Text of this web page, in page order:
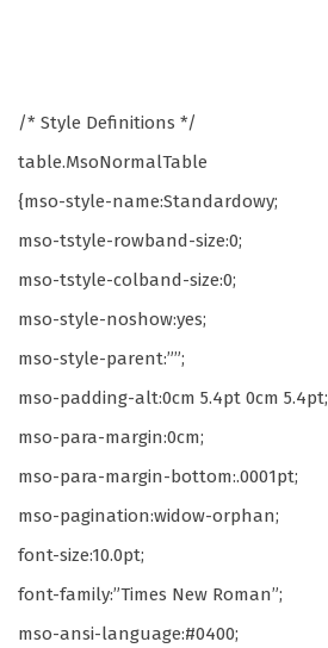
/* Style Definitions */
table.MsoNormalTable
{mso-style-name:Standardowy;
mso-tstyle-rowband-size:0;
mso-tstyle-colband-size:0;
mso-style-noshow:yes;
mso-style-parent:””;
mso-padding-alt:0cm 5.4pt 0cm 5.4pt;
mso-para-margin:0cm;
mso-para-margin-bottom:.0001pt;
mso-pagination:widow-orphan;
font-size:10.0pt;
font-family:”Times New Roman”;
mso-ansi-language:#0400;